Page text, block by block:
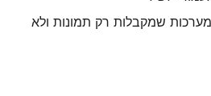
שמקבלות רק תמונות ולא